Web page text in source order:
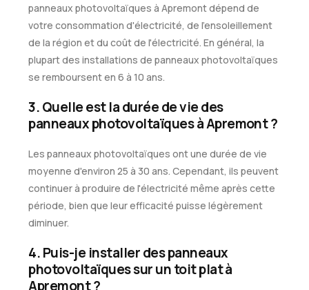
panneaux photovoltaïques à Apremont dépend de
votre consommation d'électricité, de l'ensoleillement
de la région et du coût de l'électricité. En général, la
plupart des installations de panneaux photovoltaïques
se remboursent en 6 à 10 ans.
3. Quelle est la durée de vie des
panneaux photovoltaïques à Apremont ?
Les panneaux photovoltaïques ont une durée de vie
moyenne d'environ 25 à 30 ans. Cependant, ils peuvent
continuer à produire de l'électricité même après cette
période, bien que leur efficacité puisse légèrement
diminuer.
4. Puis-je installer des panneaux
photovoltaïques sur un toit plat à
Apremont ?